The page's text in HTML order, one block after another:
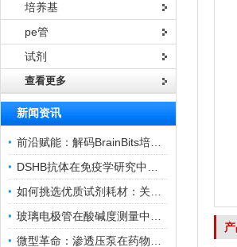
培养基
pe管
试剂
查看更多
新闻资讯